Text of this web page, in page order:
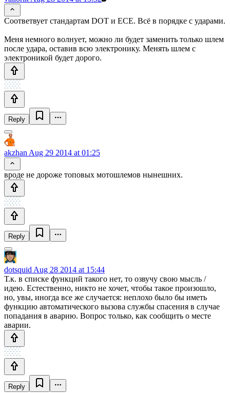
Соответвует стандартам DOT и ECE. Всё в порядке с ударами.
Меня немного волнует, можно ли будет заменить только шлем
после удара, оставив всю электронику. Менять шлем с
электроникой будет дорого.
Reply
akzhan Aug 29 2014 at 01:25
вроде не дороже топовых мотошлемов нынешних.
Reply
dotsquid Aug 28 2014 at 15:44
Т.к. в списке функций такого нет, то озвучу свою мысль /
идею. Естественно, никто не хочет, чтобы такое произошло,
но, увы, иногда все же случается: неплохо было бы иметь
функцию автоматического вызова службы спасения в случае
попадания в аварию. Вопрос только, как сообщить о месте
аварии.
Reply